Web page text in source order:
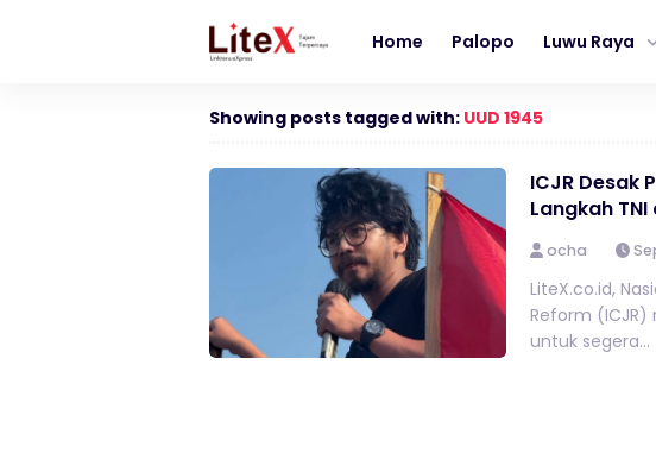
Home Palopo Luwu Raya
Showing posts tagged with: UUD 1945
ICJR Desak
Langkah
ocha
LiteX.co.id,
Reform (ICJR)
untuk segera...